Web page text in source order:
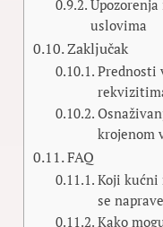
uslovima
Zaključak
Prednosti
krojenom
FAQ
Koji kućni
se
Kako